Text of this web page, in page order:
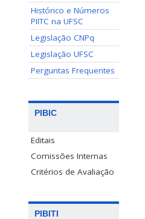
Histórico e Números
PIITC na UFSC
Legislação CNPq
Legislação UFSC
Perguntas Frequentes
PIBIC
Editais
Comissões Internas
Critérios de Avaliação
PIBITI